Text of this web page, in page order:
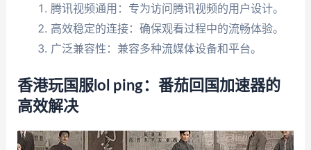
腾讯视频通用：专为访问腾讯视频的用户设计。
高效稳定的连接：确保观看过程中的流畅体验。
广泛兼容性：兼容多种流媒体设备和平台。
香港玩国服lol ping：番茄回国加速器的
高效解决